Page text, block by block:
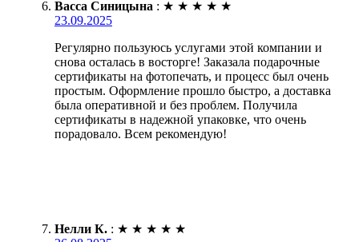
Васса Синицына : ★ ★ ★ ★ ★
23.09.2025
Регулярно пользуюсь услугами этой компании и
снова осталась в восторге! Заказала подарочные
сертификаты на фотопечать, и процесс был очень
простым. Оформление прошло быстро, а доставка
была оперативной и без проблем. Получила
сертификаты в надежной упаковке, что очень
порадовало. Всем рекомендую!
Нелли К. : ★ ★ ★ ★ ★